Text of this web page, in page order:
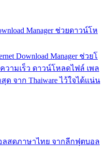
Manager ช่วยดาวน์โห
Download Manager ช่วยโ
วามเร็ว ดาวน์โหลดไฟล์ เพล
จาก Thaiware ไว้ใจได้แน่น
ลสดภาษาไทย จากลีกฟุตบอล